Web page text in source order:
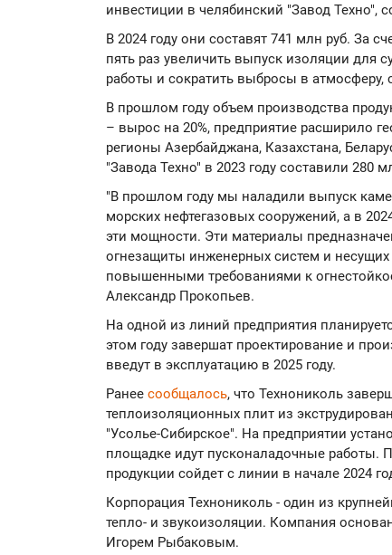
инвестиции в челябинский "Завод Техно",
В 2024 году они составят 741 млн руб. За
пять раз увеличить выпуск изоляции для
работы и сократить выбросы в
В прошлом году объем производства
– вырос на 20%, предприятие расширило
регионы Азербайджана, Казахстана,
"Завода Техно" в 2023 году составили 280
"В прошлом году мы наладили выпуск
морских нефтегазовых сооружений, а в
эти мощности. Эти материалы
огнезащиты инженерных систем и
повышенными требованиями к
Александр Прокопьев.
На одной из линий предприятия
этом году завершат проектирование и
введут в эксплуатацию в 2025 году.
Ранее сообщалось, что Технониколь
теплоизоляционных плит из
"Усолье-Сибирское". На предприятии
площадке идут пусконаладочные работы.
продукции сойдет с линии в начале 2024
Корпорация Технониколь - один из
тепло- и звукоизоляции. Компания
Игорем Рыбаковым.